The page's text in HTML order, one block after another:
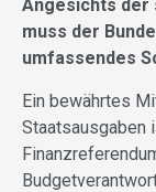
Angesichts der
muss der
umfassendes
Ein bewährtes
Staatsausgaben